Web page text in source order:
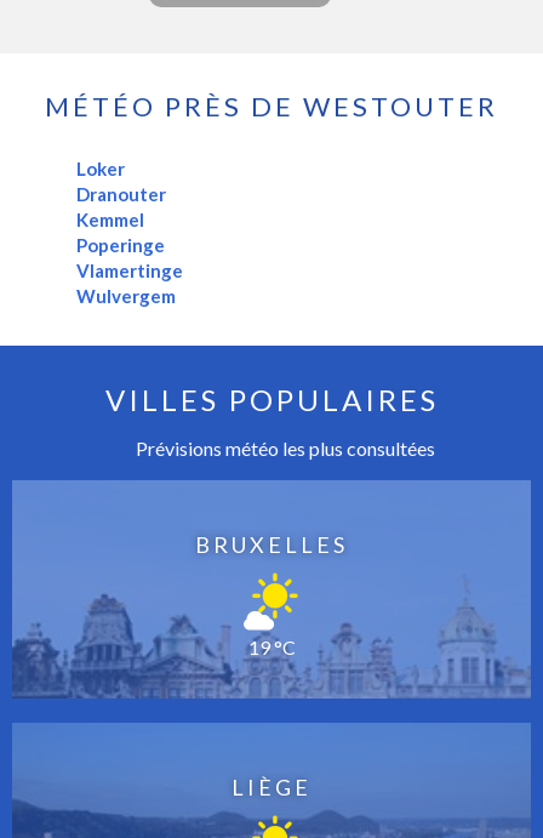
MÉTÉO PRÈS DE WESTOUTER
Loker
Dranouter
Kemmel
Poperinge
Vlamertinge
Wulvergem
VILLES POPULAIRES
Prévisions météo les plus consultées
BRUXELLES
19 °C
LIÈGE